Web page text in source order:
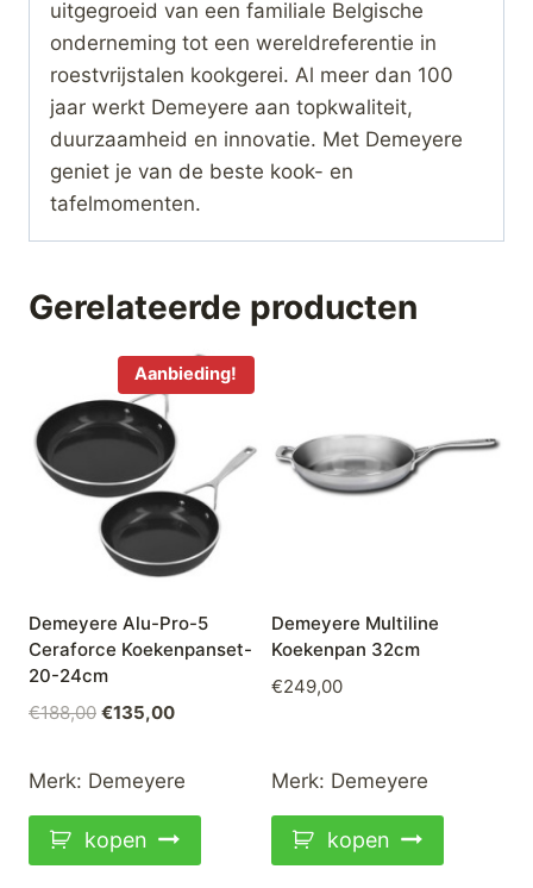
uitgegroeid van een familiale Belgische
onderneming tot een wereldreferentie in
roestvrijstalen kookgerei. Al meer dan 100
jaar werkt Demeyere aan topkwaliteit,
duurzaamheid en innovatie. Met Demeyere
geniet je van de beste kook- en
tafelmomenten.
Gerelateerde producten
Aanbieding!
Demeyere Alu-Pro-5
Ceraforce Koekenpanset-
20-24cm
€188,00 Oorspronkelijke
€188,00.
€135,00Huidige
Merk: Demeyere
kopen
Demeyere Multiline
Koekenpan 32cm
€249,00
Merk: Demeyere
kopen